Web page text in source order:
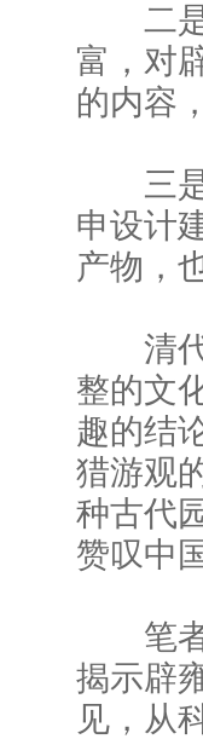
二是
富，对
的内容
三是
申设计
产物，
清代“
整的文
趣的结
猎游观
种古代
赞叹中
笔者
揭示辟
见，从